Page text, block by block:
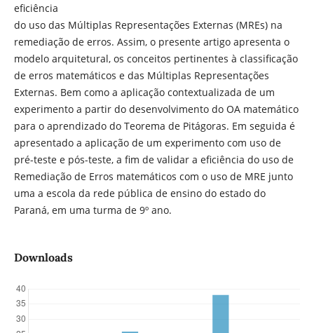
eficiência
do uso das Múltiplas Representações Externas (MREs) na
remediação de erros. Assim, o presente artigo apresenta o
modelo arquitetural, os conceitos pertinentes à classificação
de erros matemáticos e das Múltiplas Representações
Externas. Bem como a aplicação contextualizada de um
experimento a partir do desenvolvimento do OA matemático
para o aprendizado do Teorema de Pitágoras. Em seguida é
apresentado a aplicação de um experimento com uso de
pré-teste e pós-teste, a fim de validar a eficiência do uso de
Remediação de Erros matemáticos com o uso de MRE junto
uma a escola da rede pública de ensino do estado do
Paraná, em uma turma de 9º ano.
Downloads